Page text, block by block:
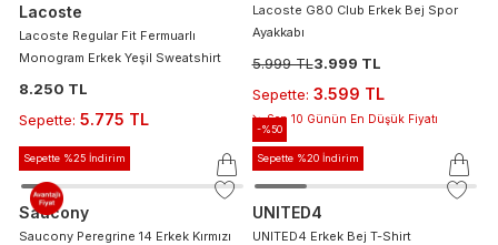
Lacoste
Lacoste Regular Fit Fermuarlı
Monogram Erkek Yeşil Sweatshirt
8.250 TL
Sepette: 5.775 TL
Lacoste G80 Club Erkek Bej Spor
Ayakkabı
5.999 TL3.999 TL
Sepette: 3.599 TL
Son 10 Günün En Düşük Fiyatı
Sepette %25 İndirim
Saucony
Saucony Peregrine 14 Erkek Kırmızı
-%50
Sepette %20 İndirim
UNITED4
UNITED4 Erkek Bej T-Shirt